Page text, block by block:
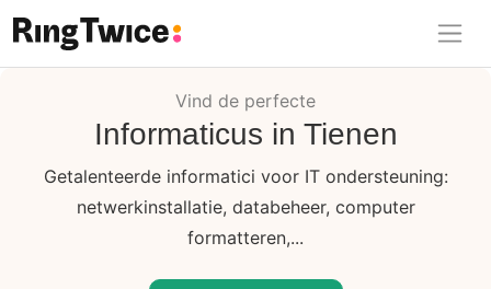
Ring Twice
Vind de perfecte
Informaticus in Tienen
Getalenteerde informatici voor IT ondersteuning:
netwerkinstallatie, databeheer, computer
formatteren,...